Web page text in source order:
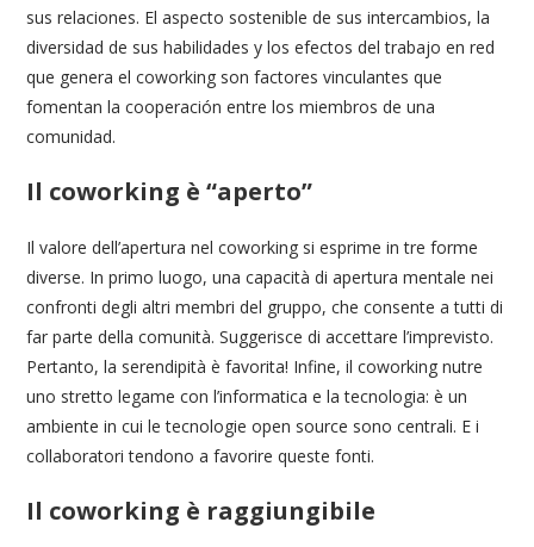
sus relaciones. El aspecto sostenible de sus intercambios, la
diversidad de sus habilidades y los efectos del trabajo en red
que genera el coworking son factores vinculantes que
fomentan la cooperación entre los miembros de una
comunidad.
Il coworking è “aperto”
Il valore dell’apertura nel coworking si esprime in tre forme
diverse. In primo luogo, una capacità di apertura mentale nei
confronti degli altri membri del gruppo, che consente a tutti di
far parte della comunità. Suggerisce di accettare l’imprevisto.
Pertanto, la serendipità è favorita! Infine, il coworking nutre
uno stretto legame con l’informatica e la tecnologia: è un
ambiente in cui le tecnologie open source sono centrali. E i
collaboratori tendono a favorire queste fonti.
Il coworking è raggiungibile